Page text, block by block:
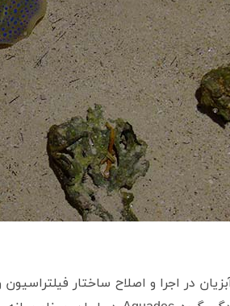
در اجرا و اصلاح ساختار